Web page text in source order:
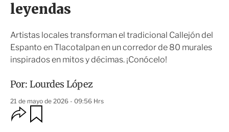
leyendas
Artistas locales transforman el tradicional Callejón del
Espanto en Tlacotalpan en un corredor de 80 murales
inspirados en mitos y décimas. ¡Conócelo!
Por: Lourdes López
21 de mayo de 2026 - 09:56 Hrs
O
p